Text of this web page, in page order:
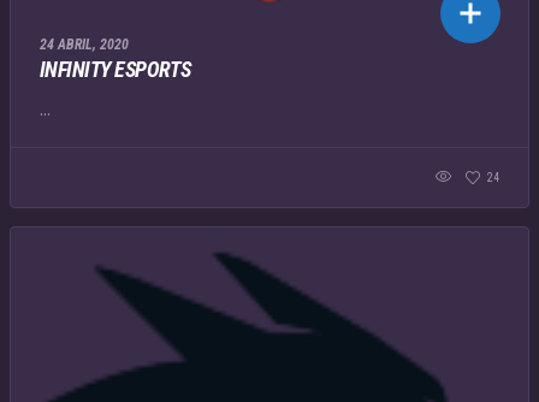
24 ABRIL, 2020
INFINITY ESPORTS
...
24